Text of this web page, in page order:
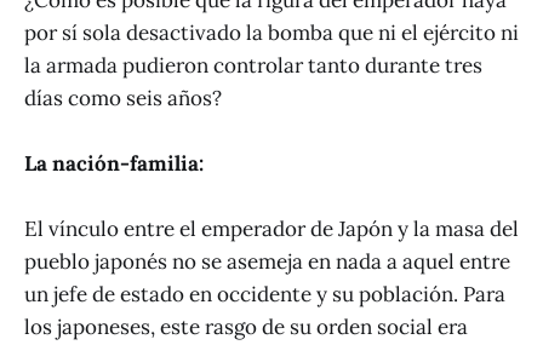
por sí sola desactivado la bomba que ni el ejército ni
la armada pudieron controlar tanto durante tres
días como seis años?
La nación-familia:
El vínculo entre el emperador de Japón y la masa del
pueblo japonés no se asemeja en nada a aquel entre
un jefe de estado en occidente y su población. Para
los japoneses, este rasgo de su orden social era